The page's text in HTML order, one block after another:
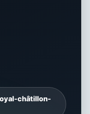
châtillon-